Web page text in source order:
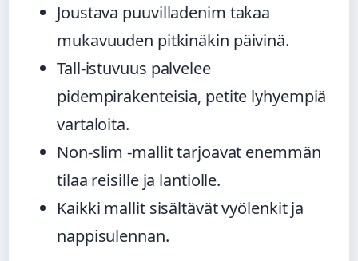
Joustava puuvilladenim takaa
mukavuuden pitkinäkin päivinä.
Tall-istuvuus palvelee
pidempirakenteisia, petite lyhyempiä
vartaloita.
Non-slim -mallit tarjoavat enemmän
tilaa reisille ja lantiolle.
Kaikki mallit sisältävät vyölenkit ja
nappisulennan.